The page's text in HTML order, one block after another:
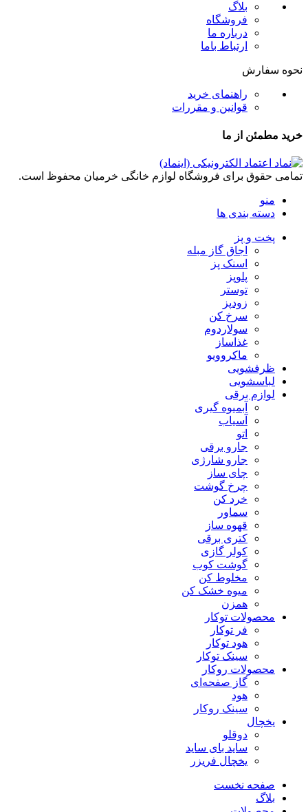
بلاگ
فروشگاه
درباره ما
ارتباط باما
نحوه سفارش
راهنمای خرید
قوانین و مقررات
خرید مطمئن از ما
تمامی حقوق برای فروشگاه لوازم خانگی خرمیان محفوظ است.
منو
دسته بندی ها
پخت و پز
اجاق گاز مبله
اسنک پز
پلوپز
توستر
زودپز
سرخ کن
سولاردوم
غذاساز
ماکروویو
ظرفشویی
لباسشویی
لوازم برقی
آبمیوه گیری
آسیاب
اتو
جارو برقی
جارو شارژی
چای ساز
چرخ گوشت
خرد کن
سماور
قهوه ساز
کتری برقی
کولر گازی
گوشت کوب
مخلوط کن
میوه خشک کن
همزن
محصولات توکار
فر توکار
هود توکار
سینک توکار
محصولات روکار
گاز صفحه‌ای
هود
سینک روکار
یخچال
دوقلو
ساید بای ساید
یخچال فریزر
صفحه نخست
بلاگ